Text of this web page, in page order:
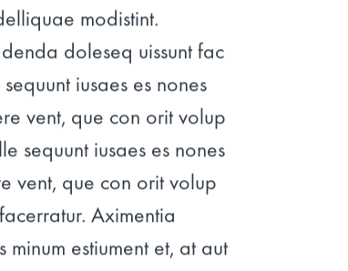
modistint.
doleseq uissunt fac
iusaes es nones
vent, que con orit volup
sequunt iusaes es nones
vent, que con orit volup
Aximentia
estiument et, at aut